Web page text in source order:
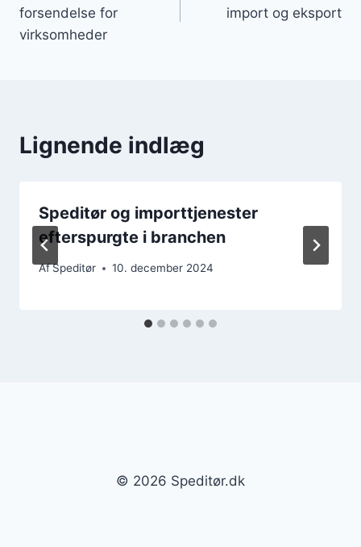
forsendelse for
virksomheder
import og eksport
Lignende indlæg
Speditør og importtjenester
efterspurgte i branchen
AfSpeditør 10. december 2024
© 2026 Speditør.dk